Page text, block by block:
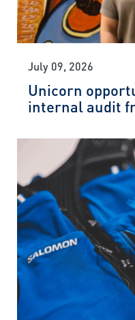
July 09, 2026
Unicorn
internal audit